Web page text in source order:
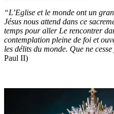
“L’Eglise et le monde ont un
Jésus nous attend dans ce
temps pour aller Le rencontrer
contemplation pleine de foi et
les délits du monde. Que ne
Paul II)